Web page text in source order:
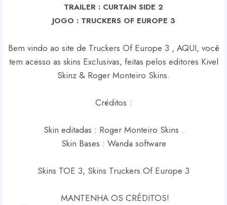
TRAILER : CURTAIN SIDE 2
JOGO : TRUCKERS OF EUROPE 3
Bem vindo ao site de Truckers Of Europe 3 , AQUI, você
tem acesso as skins Exclusivas, feitas pelos editores Kivel
Skinz & Roger Monteiro Skins.
Créditos :
Skin editadas : Roger Monteiro Skins .
Skin Bases : Wanda software
Skins TOE 3, Skins Truckers Of Europe 3
MANTENHA OS CRÉDITOS!